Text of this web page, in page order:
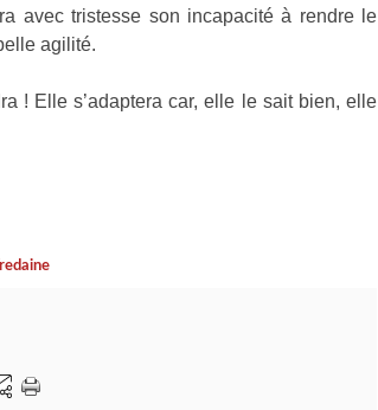
avec tristesse son incapacité à rendre le
agilité.
! Elle s’adaptera car, elle le sait bien, elle